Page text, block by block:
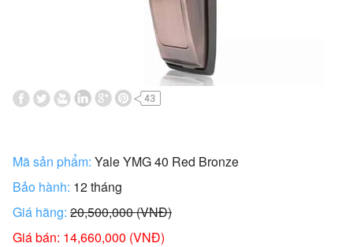
Mã sản phẩm: Yale YMG 40 Red Bronze
Bảo hành: 12 tháng
Giá hãng: 20,500,000 (VNĐ)
Giá bán: 14,660,000 (VNĐ)